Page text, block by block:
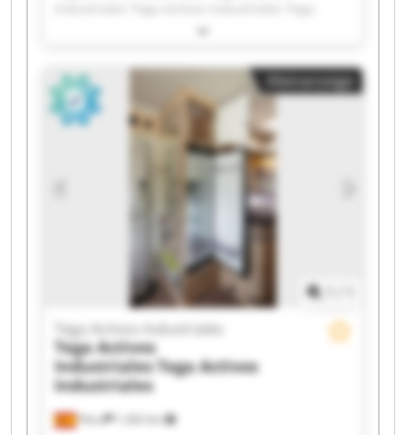
Activos Industriales Tega Activos Industriales
Industriales Tega Activos Industriales Tega
Activos Industriales Tega Activos Industriales
Tega Activos Industriales Tega Activos
Industriales Tega Activos Industriales Tega
Activos Industriales Tega Activos Industriales
Tega Activos Industriales Tega Activos
Industriales Tega Activos Industriales Tega
Activos Industriales Tega Activos Industriales
Kleinanzeige
Piera 1.262 km
Tega Activos Industriales
Tega Activos
Industriales Tega Activos
Industriales